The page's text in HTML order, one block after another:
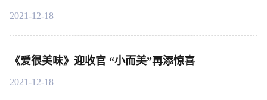
2021-12-18
《爱很美味》迎收官 “小而美”再添惊喜
2021-12-18